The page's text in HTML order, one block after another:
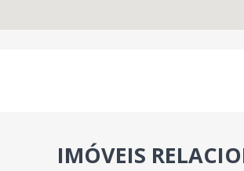
IMÓVEIS